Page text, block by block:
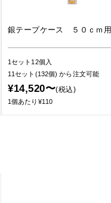
銀テープケース ５０ｃｍ用
1セット12個入
11セット(132個)から注文可能
¥14,520〜(税込)
1個あたり¥110